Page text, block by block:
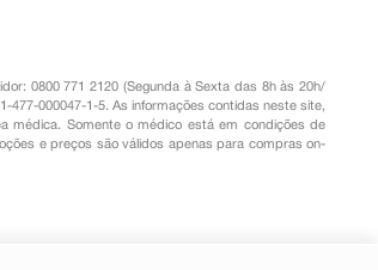
0800 771 2120 (Segunda à Sexta das 8h às 20h/
477-000047-1-5. As informações contidas neste site,
médica. Somente o médico está em condições de
e preços são válidos apenas para compras on-